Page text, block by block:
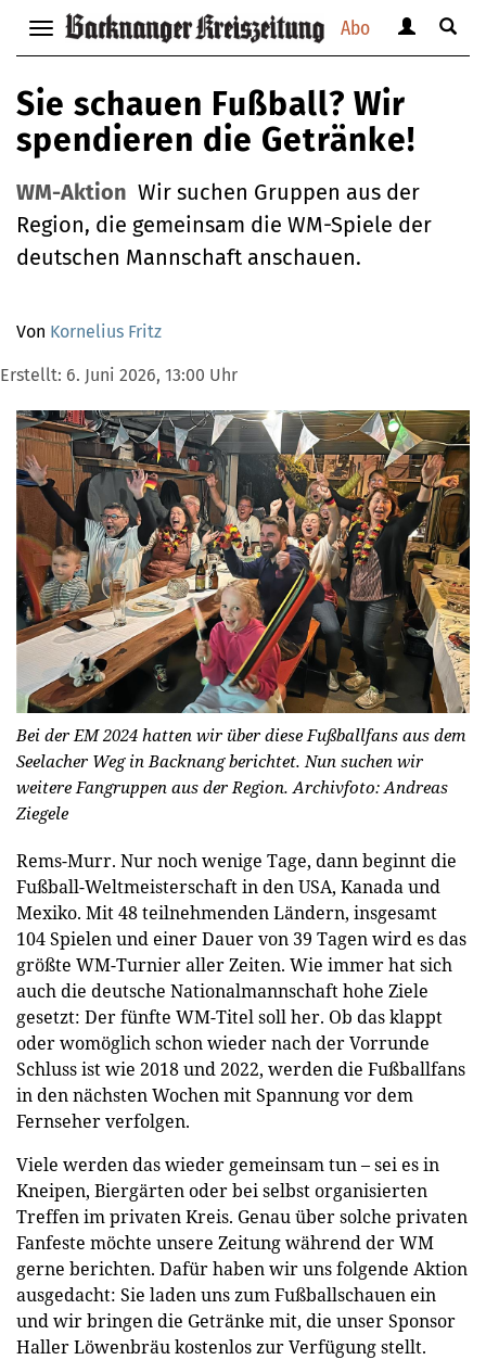
Abo
Navigation
anzeigen
bzw.
verbergen
anzeigen
verbergen
Suche
Sie schauen Fußball? Wir
spendieren die Getränke!
WM-Aktion Wir suchen Gruppen aus der
Region, die gemeinsam die WM-Spiele der
deutschen Mannschaft anschauen.
Von Kornelius Fritz
Erstellt: 6. Juni 2026, 13:00 Uhr
Bei der EM 2024 hatten wir über diese Fußballfans aus dem
Seelacher Weg in Backnang berichtet. Nun suchen wir
weitere Fangruppen aus der Region. Archivfoto: Andreas
Ziegele
Rems-Murr. Nur noch wenige Tage, dann beginnt die
Fußball-Weltmeisterschaft in den USA, Kanada und
Mexiko. Mit 48 teilnehmenden Ländern, insgesamt
104 Spielen und einer Dauer von 39 Tagen wird es das
größte WM-Turnier aller Zeiten. Wie immer hat sich
auch die deutsche Nationalmannschaft hohe Ziele
gesetzt: Der fünfte WM-Titel soll her. Ob das klappt
oder womöglich schon wieder nach der Vorrunde
Schluss ist wie 2018 und 2022, werden die Fußballfans
in den nächsten Wochen mit Spannung vor dem
Fernseher verfolgen.
Viele werden das wieder gemeinsam tun – sei es in
Kneipen, Biergärten oder bei selbst organisierten
Treffen im privaten Kreis. Genau über solche privaten
Fanfeste möchte unsere Zeitung während der WM
gerne berichten. Dafür haben wir uns folgende Aktion
ausgedacht: Sie laden uns zum Fußballschauen ein
und wir bringen die Getränke mit, die unser Sponsor
Haller Löwenbräu kostenlos zur Verfügung stellt.